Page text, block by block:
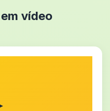
vídeo